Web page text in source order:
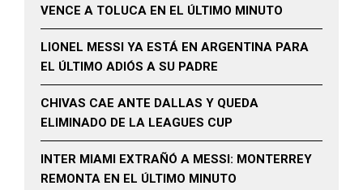
VENCE A TOLUCA EN EL ÚLTIMO MINUTO
LIONEL MESSI YA ESTÁ EN ARGENTINA PARA
EL ÚLTIMO ADIÓS A SU PADRE
CHIVAS CAE ANTE DALLAS Y QUEDA
ELIMINADO DE LA LEAGUES CUP
INTER MIAMI EXTRAÑÓ A MESSI: MONTERREY
REMONTA EN EL ÚLTIMO MINUTO